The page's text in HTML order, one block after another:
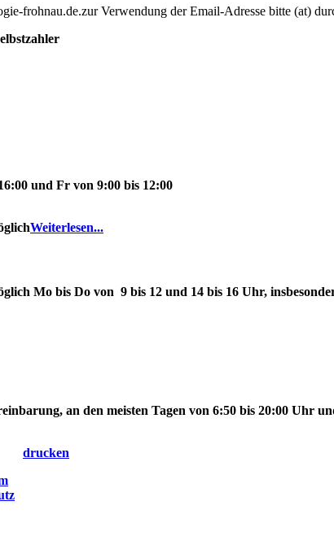
frohnau.de.zur Verwendung der Email-Adresse bitte (at)
und Fr von 9:00 bis 12:00
Weiterlesen...
Mo bis Do von 9 bis 12 und 14 bis 16 Uhr,
an den meisten Tagen von 6:50 bis 20:00 Uhr
drucken